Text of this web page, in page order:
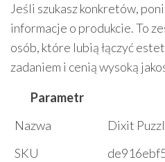
Jeśli szukasz konkretów,
informacje o produkcie. To
osób, które lubią łączyć
zadaniem i cenią wysoką
Parametr
Nazwa
Dixit
SKU